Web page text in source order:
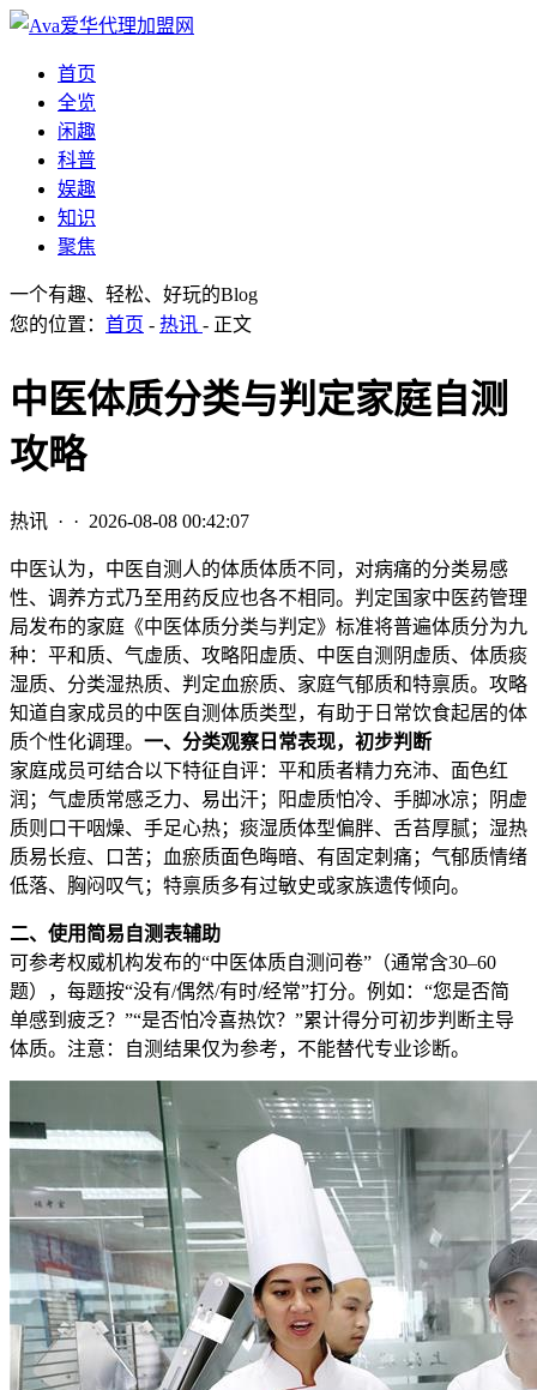
首页
全览
闲趣
科普
娱趣
知识
聚焦
一个有趣、轻松、好玩的Blog
您的位置： 首页 - 热讯 - 正文
中医体质分类与判定家庭自测
攻略
热讯 · · 2026-08-08 00:42:07
中医认为，中医自测人的体质体质不同，对病痛的分类易感
性、调养方式乃至用药反应也各不相同。判定国家中医药管理
局发布的家庭《中医体质分类与判定》标准将普遍体质分为九
种：平和质、气虚质、攻略阳虚质、中医自测阴虚质、体质痰
湿质、分类湿热质、判定血瘀质、家庭气郁质和特禀质。攻略
知道自家成员的中医自测体质类型，有助于日常饮食起居的体
质个性化调理。 一、分类观察日常表现，初步判断
家庭成员可结合以下特征自评：平和质者精力充沛、面色红
润；气虚质常感乏力、易出汗；阳虚质怕冷、手脚冰凉；阴虚
质则口干咽燥、手足心热；痰湿质体型偏胖、舌苔厚腻；湿热
质易长痘、口苦；血瘀质面色晦暗、有固定刺痛；气郁质情绪
低落、胸闷叹气；特禀质多有过敏史或家族遗传倾向。
二、使用简易自测表辅助
可参考权威机构发布的“中医体质自测问卷”（通常含30–60
题），每题按“没有/偶然/有时/经常”打分。例如：“您是否简
单感到疲乏？”“是否怕冷喜热饮？”累计得分可初步判断主导
体质。注意：自测结果仅为参考，不能替代专业诊断。